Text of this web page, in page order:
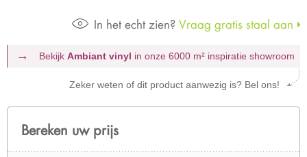
In het echt zien? Vraag gratis staal aan
Bekijk Ambiant vinyl in onze 6000 m² inspiratie showroom
Zeker weten of dit product aanwezig is? Bel ons!
Bereken uw prijs